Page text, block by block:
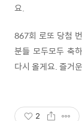
요.
867회 로또 당첨
분들 모두모두 축
다시 올게요. 즐거
2